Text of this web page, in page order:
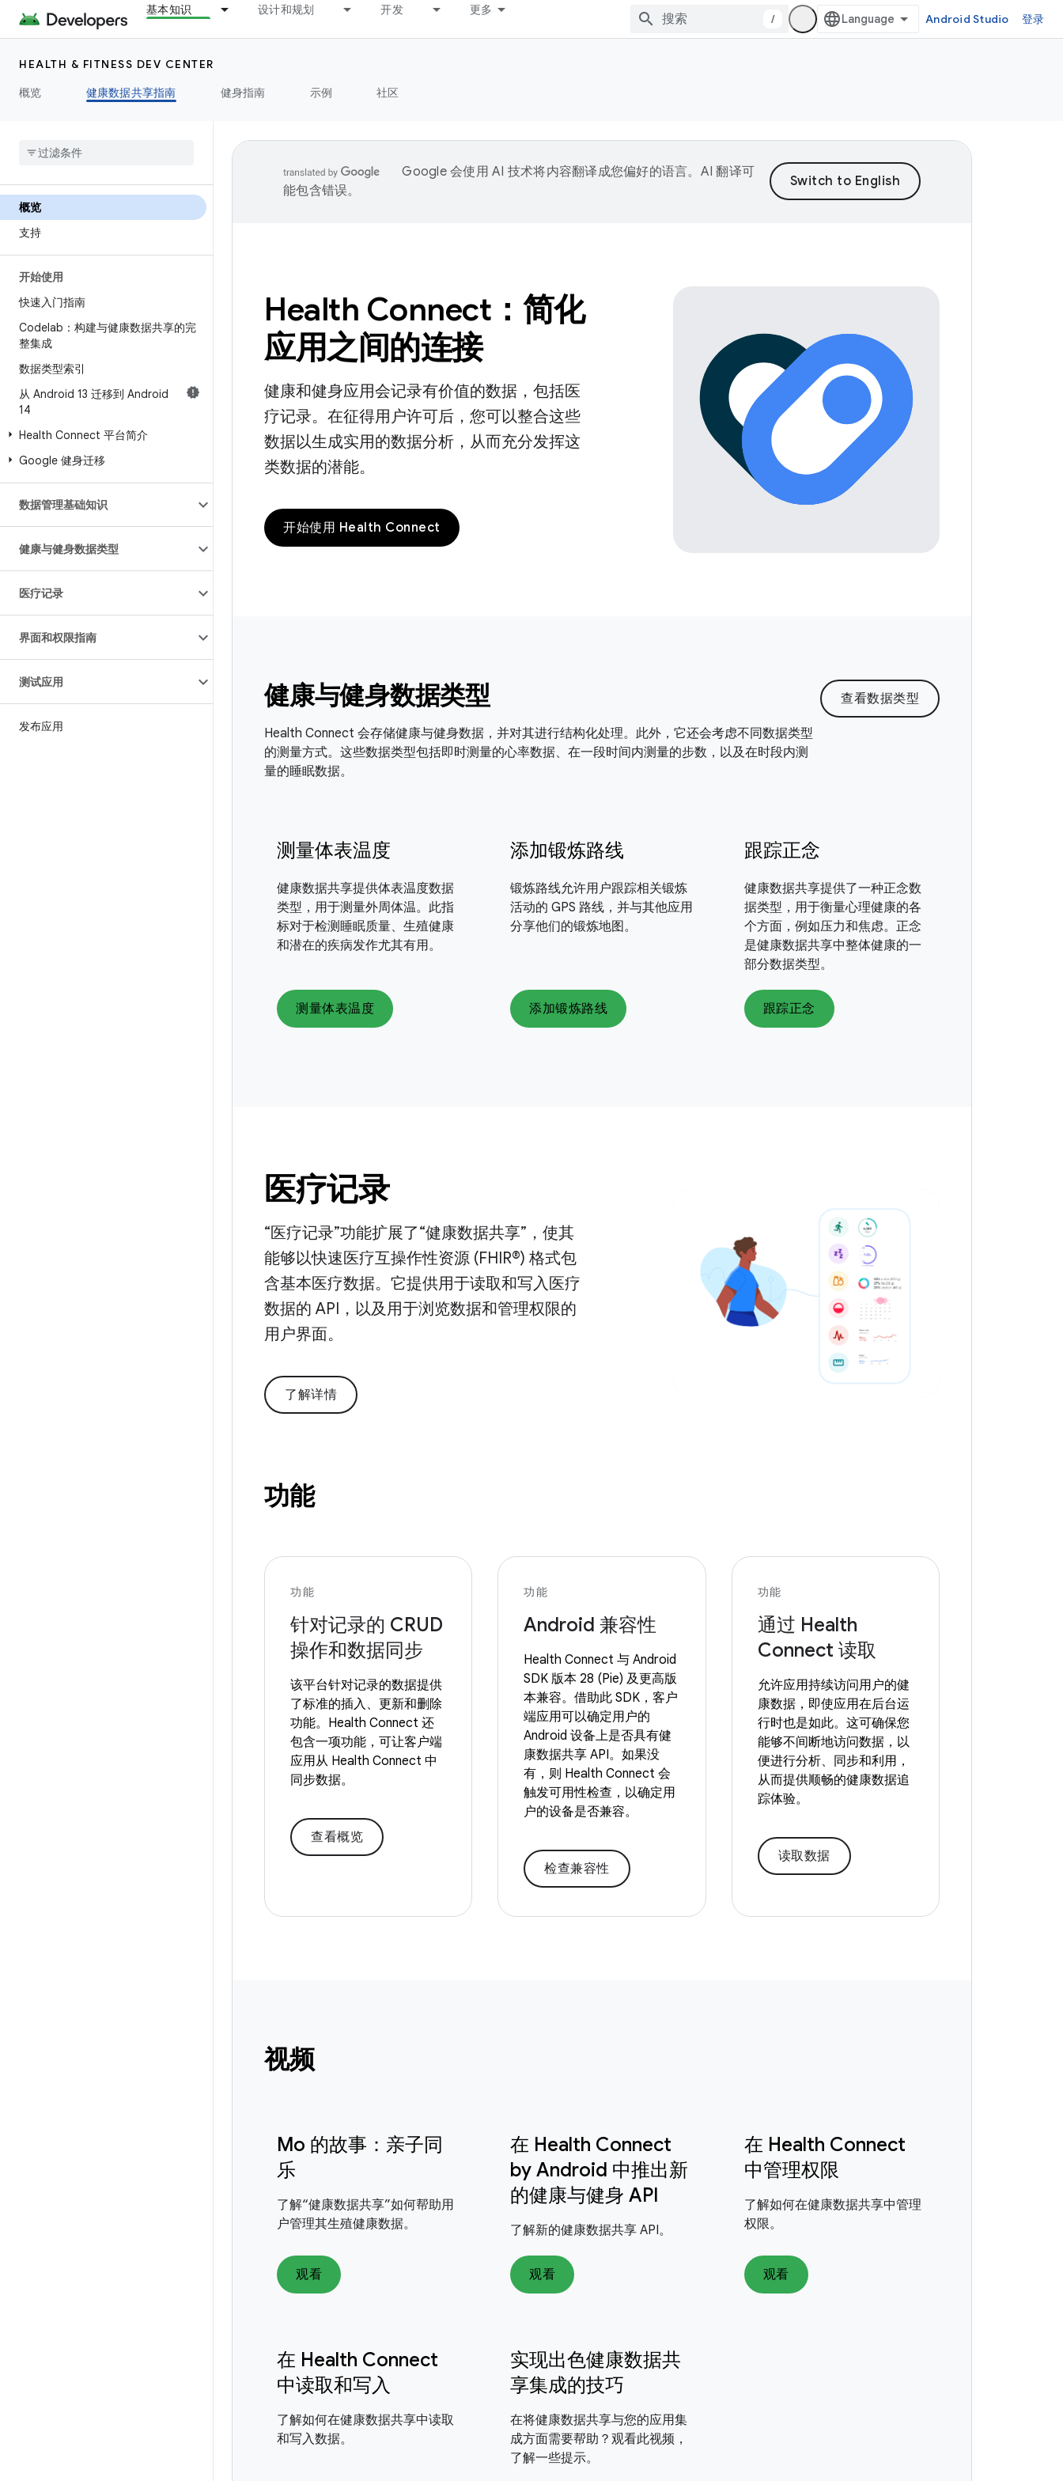
基本知识 设计和规划 开发 更多
/ Android Studio 登录
HEALTH & FITNESS DEV CENTER
概览
健康数据共享指南 健身指南 示例 社区
概览
支持
开始使用
快速入门指南
Codelab：构建与健康数据共享的完
整集成
数据类型索引
从 Android 13 迁移到 Android
14
Health Connect 平台简介
Google 健身迁移
数据管理基础知识
健康与健身数据类型
医疗记录
界面和权限指南
测试应用
发布应用
Google 会使用 AI 技术将内容翻译成您偏好的语言。AI 翻译可
能包含错误。
Health Connect：简化
应用之间的连接
健康和健身应用会记录有价值的数据，包括医
疗记录。在征得用户许可后，您可以整合这些
数据以生成实用的数据分析，从而充分发挥这
类数据的潜能。
开始使用 Health Connect
健康与健身数据类型
Health Connect 会存储健康与健身数据，并对其进行结构化处理。此外，它还会考虑不同数据类型
的测量方式。这些数据类型包括即时测量的心率数据、在一段时间内测量的步数，以及在时段内测
量的睡眠数据。
查看数据类型
测量体表温度
健康数据共享提供体表温度数据
类型，用于测量外周体温。此指
标对于检测睡眠质量、生殖健康
和潜在的疾病发作尤其有用。
测量体表温度
添加锻炼路线
锻炼路线允许用户跟踪相关锻炼
活动的 GPS 路线，并与其他应用
分享他们的锻炼地图。
添加锻炼路线
跟踪正念
健康数据共享提供了一种正念数
据类型，用于衡量心理健康的各
个方面，例如压力和焦虑。正念
是健康数据共享中整体健康的一
部分数据类型。
跟踪正念
医疗记录
“医疗记录”功能扩展了“健康数据共享”，使其
能够以快速医疗互操作性资源 (FHIR®) 格式包
含基本医疗数据。它提供用于读取和写入医疗
数据的 API，以及用于浏览数据和管理权限的
用户界面。
了解详情
功能
功能
针对记录的 CRUD
操作和数据同步
该平台针对记录的数据提供
了标准的插入、更新和删除
功能。Health Connect 还
包含一项功能，可让客户端
应用从 Health Connect 中
同步数据。
查看概览
功能
Android 兼容性
Health Connect 与 Android
SDK 版本 28 (Pie) 及更高版
本兼容。借助此 SDK，客户
端应用可以确定用户的
Android 设备上是否具有健
康数据共享 API。如果没
有，则 Health Connect 会
触发可用性检查，以确定用
户的设备是否兼容。
检查兼容性
功能
通过 Health
Connect 读取
允许应用持续访问用户的健
康数据，即使应用在后台运
行时也是如此。这可确保您
能够不间断地访问数据，以
便进行分析、同步和利用，
从而提供顺畅的健康数据追
踪体验。
读取数据
视频
Mo 的故事：亲子同
乐
了解“健康数据共享”如何帮助用
户管理其生殖健康数据。
观看
在 Health Connect
by Android 中推出新
的健康与健身 API
了解新的健康数据共享 API。
观看
在 Health Connect
中管理权限
了解如何在健康数据共享中管理
权限。
观看
在 Health Connect
中读取和写入
了解如何在健康数据共享中读取
和写入数据。
实现出色健康数据共
享集成的技巧
在将健康数据共享与您的应用集
成方面需要帮助？观看此视频，
了解一些提示。